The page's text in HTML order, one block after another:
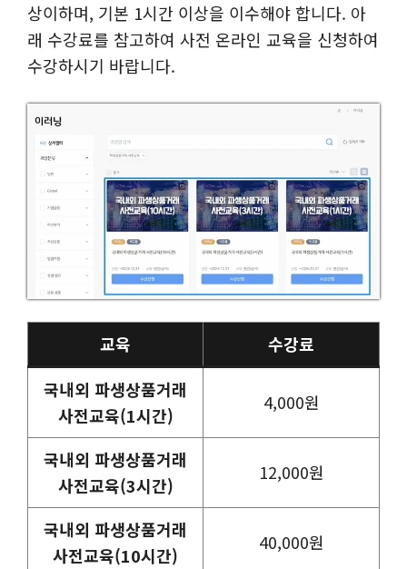
상이하며, 기본 1시간 이상을 이수해야 합니다. 아
래 수강료를 참고하여 사전 온라인 교육을 신청하여
수강하시기 바랍니다.
교육
수강료
국내외 파생상품거래
사전교육(1시간)
4,000원
국내외 파생상품거래
사전교육(3시간)
12,000원
국내외 파생상품거래
사전교육(10시간)
40,000원